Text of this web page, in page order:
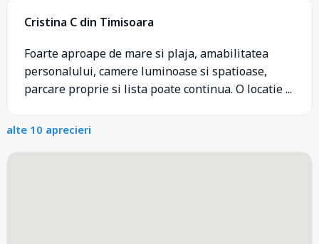
Cristina C din Timisoara
Foarte aproape de mare si plaja, amabilitatea
personalului, camere luminoase si spatioase,
parcare proprie si lista poate continua. O locatie ...
alte 10 aprecieri